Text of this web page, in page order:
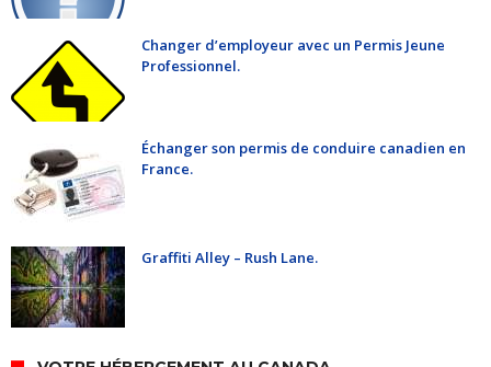
Changer d’employeur avec un Permis Jeune
Professionnel.
Échanger son permis de conduire canadien en
France.
Graffiti Alley – Rush Lane.